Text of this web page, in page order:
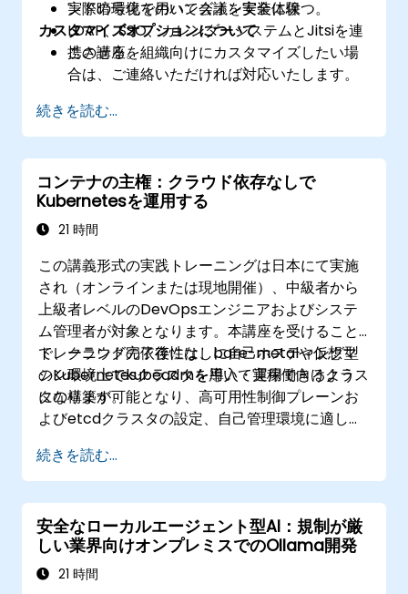
ンド暗号化を用いて会議を安全に保つ。
LDAP、SSO、カレンダーシステムとJitsiを連
携させる。
実際の環境でのハンズオン実装体験
カスタマイズオプションについて
この講座を組織向けにカスタマイズしたい場
合は、ご連絡いただければ対応いたします。
続きを読む...
コンテナの主権：クラウド依存なしで
Kubernetesを運用する
21 時間
この講義形式の実践トレーニングは日本にて実施
され（オンラインまたは現地開催）、中級者から
上級者レベルのDevOpsエンジニアおよびシステ
ム管理者が対象となります。本講座を受けること
で、クラウドの依存性なしに自己ホスティング型
のKubernetesクラスタを導入・運用できるよう
になります。
トレーニング完了後には、bare-metalや仮想マ
シン環境上でkubeadmを用いて実稼働向けクラス
タの構築が可能となり、高可用性制御プレーンお
よびetcdクラスタの設定、自己管理環境に適した
入、さらには自己ホスティング型ツールを用いた
監視体制の確立もできるようになります。
続きを読む...
安全なローカルエージェント型AI：規制が厳
しい業界向けオンプレミスでのOllama開発
21 時間